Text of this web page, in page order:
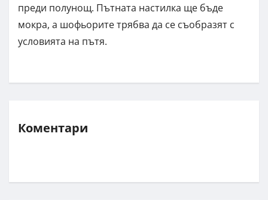
преди полунощ. Пътната настилка ще бъде
мокра, а шофьорите трябва да се съобразят с
условията на пътя.
Коментари